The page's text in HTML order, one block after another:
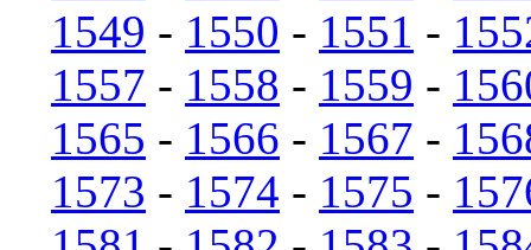
1549 - 1550 - 1551 -
1557 - 1558 - 1559 -
1565 - 1566 - 1567 -
1573 - 1574 - 1575 -